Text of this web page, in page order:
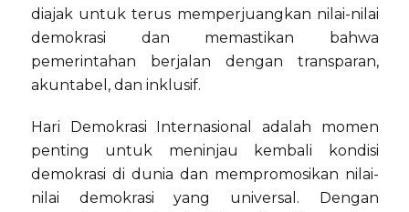
diajak untuk terus memperjuangkan nilai-nilai
demokrasi dan memastikan bahwa
pemerintahan berjalan dengan transparan,
akuntabel, dan inklusif.
Hari Demokrasi Internasional adalah momen
penting untuk meninjau kembali kondisi
demokrasi di dunia dan mempromosikan nilai-
nilai demokrasi yang universal. Dengan